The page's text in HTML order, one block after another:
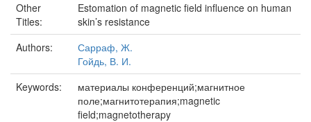
Other
Titles:
Estomation of magnetic field influence on human
skin’s resistance
Authors:
Сарраф, Ж.
Гойдь, В. И.
Keywords:
материалы конференций;магнитное
поле;магнитотерапия;magnetic
field;magnetotherapy